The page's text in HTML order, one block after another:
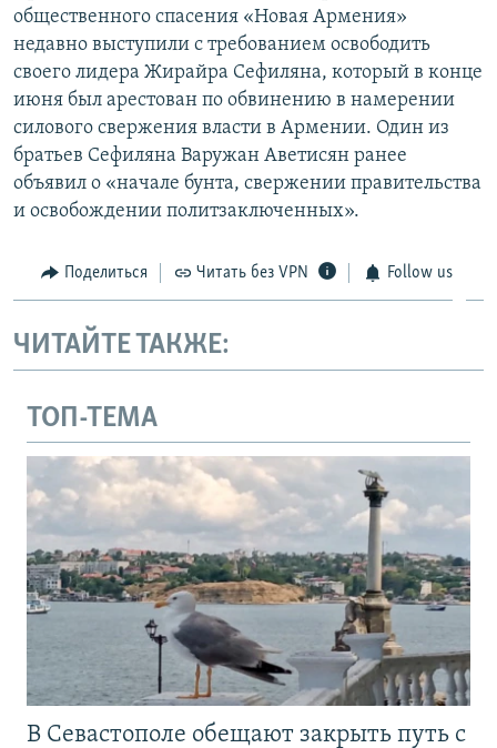
общественного спасения «Новая Армения»
недавно выступили с требованием освободить
своего лидера Жирайра Сефиляна, который в конце
июня был арестован по обвинению в намерении
силового свержения власти в Армении. Один из
братьев Сефиляна Варужан Аветисян ранее
объявил о «начале бунта, свержении правительства
и освобождении политзаключенных».
Поделиться Читать без VPN Follow us
ЧИТАЙТЕ ТАКЖЕ:
ТОП-ТЕМА
В Севастополе обещают закрыть путь с